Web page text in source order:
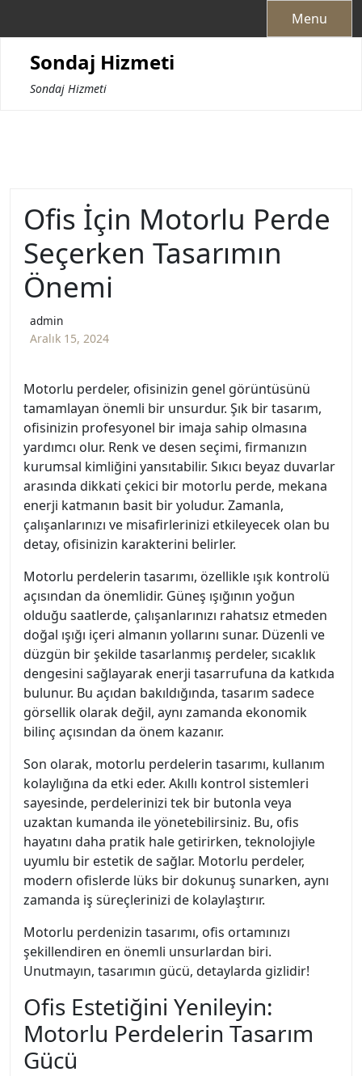
Menu
Sondaj Hizmeti
Sondaj Hizmeti
Ofis İçin Motorlu Perde
Seçerken Tasarımın
Önemi
admin
Aralık 15, 2024
Motorlu perdeler, ofisinizin genel görüntüsünü
tamamlayan önemli bir unsurdur. Şık bir tasarım,
ofisinizin profesyonel bir imaja sahip olmasına
yardımcı olur. Renk ve desen seçimi, firmanızın
kurumsal kimliğini yansıtabilir. Sıkıcı beyaz duvarlar
arasında dikkati çekici bir motorlu perde, mekana
enerji katmanın basit bir yoludur. Zamanla,
çalışanlarınızı ve misafirlerinizi etkileyecek olan bu
detay, ofisinizin karakterini belirler.
Motorlu perdelerin tasarımı, özellikle ışık kontrolü
açısından da önemlidir. Güneş ışığının yoğun
olduğu saatlerde, çalışanlarınızı rahatsız etmeden
doğal ışığı içeri almanın yollarını sunar. Düzenli ve
düzgün bir şekilde tasarlanmış perdeler, sıcaklık
dengesini sağlayarak enerji tasarrufuna da katkıda
bulunur. Bu açıdan bakıldığında, tasarım sadece
görsellik olarak değil, aynı zamanda ekonomik
bilinç açısından da önem kazanır.
Son olarak, motorlu perdelerin tasarımı, kullanım
kolaylığına da etki eder. Akıllı kontrol sistemleri
sayesinde, perdelerinizi tek bir butonla veya
uzaktan kumanda ile yönetebilirsiniz. Bu, ofis
hayatını daha pratik hale getirirken, teknolojiyle
uyumlu bir estetik de sağlar. Motorlu perdeler,
modern ofislerde lüks bir dokunuş sunarken, aynı
zamanda iş süreçlerinizi de kolaylaştırır.
Motorlu perdenizin tasarımı, ofis ortamınızı
şekillendiren en önemli unsurlardan biri.
Unutmayın, tasarımın gücü, detaylarda gizlidir!
Ofis Estetiğini Yenileyin:
Motorlu Perdelerin Tasarım
Gücü